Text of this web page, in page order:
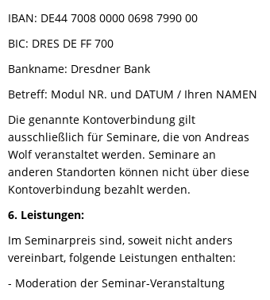
IBAN: DE44 7008 0000 0698 7990 00
BIC: DRES DE FF 700
Bankname: Dresdner Bank
Betreff: Modul NR. und DATUM / Ihren NAMEN
Die genannte Kontoverbindung gilt
ausschließlich für Seminare, die von Andreas
Wolf veranstaltet werden. Seminare an
anderen Standorten können nicht über diese
Kontoverbindung bezahlt werden.
6. Leistungen:
Im Seminarpreis sind, soweit nicht anders
vereinbart, folgende Leistungen enthalten:
- Moderation der Seminar-Veranstaltung